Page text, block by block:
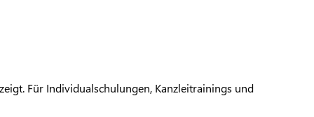
Für Individualschulungen, Kanzleitrainings und